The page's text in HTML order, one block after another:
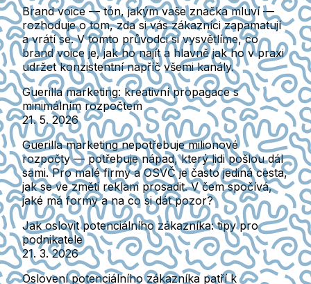
Brand voice — tón, jakým vaše značka mluví —
rozhoduje o tom, zda si vás zákazníci zapamatují
a vrátí se. V tomto průvodci si vysvětlíme, co
brand voice je, jak ho najít a hlavně jak ho v praxi
udržet konzistentní napříč všemi kanály.
Guerilla marketing: kreativní propagace s
minimálním rozpočtem
21. 5. 2026
Guerilla marketing nepotřebuje milionové
rozpočty — potřebuje nápad, který lidi pošlou dál
sami. Pro malé firmy a OSVČ je často jediná cesta,
jak se ve změti reklam prosadit. V čem spočívá,
jaké má formy a na co si dát pozor?
Jak oslovit potenciálního zákazníka: tipy pro
podnikatele
21. 3. 2026
Oslovení potenciálního zákazníka patří k